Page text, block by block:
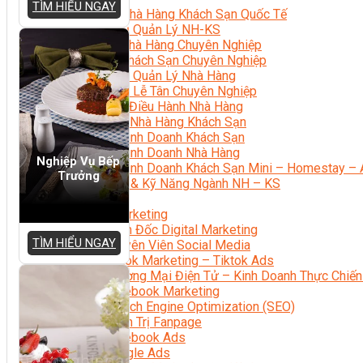
Quản Trị Nhà Hàng Khách Sạn Quốc Tế
Nghiệp Vụ Quản Lý NH-KS
Quản Lý Nhà Hàng Chuyên Nghiệp
Quản Lý Khách Sạn Chuyên Nghiệp
Nghiệp Vụ Quản Lý Nhà Hàng
Nghiệp Vụ Lễ Tân Chuyên Nghiệp
Giám Đốc Điều Hành Nhà Hàng
Tiếng Anh Nhà Hàng Khách Sạn
Khởi Sự Kinh Doanh Khách Sạn
Khởi Sự Kinh Doanh Nhà Hàng
Khởi Sự Kinh Doanh Khách Sạn Mini – Homestay –
Kiến Thức & Kỹ Năng Ngành NH – KS
Marketing
Digital Marketing
Giám Đốc Digital Marketing
Chuyên Viên Social Media
Tiktok Marketing – Tiktok Ads
Thương Mại Điện Tử – Kinh Doanh Thực
Facebook Marketing
Search Engine Optimization (SEO)
Quản Trị Fanpage
Facebook Ads
Google Ads
TÌM HIỂU NGAY
Nghiệp Vụ Bếp
Trưởng
TÌM HIỂU NGAY